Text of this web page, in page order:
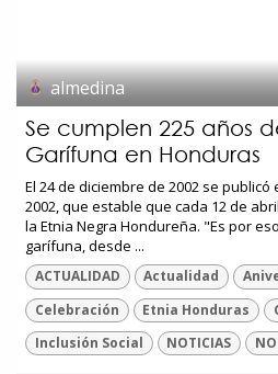
almedina
Se cumplen 225 años
Garífuna en Honduras
El 24 de diciembre de 2002 se
2002, que estable que cada 12 de
la Etnia Negra Hondureña. "Es por
garífuna, desde ...
ACTUALIDAD Actualidad
Celebración
Etnia Honduras
Inclusión Social
NOTICIAS